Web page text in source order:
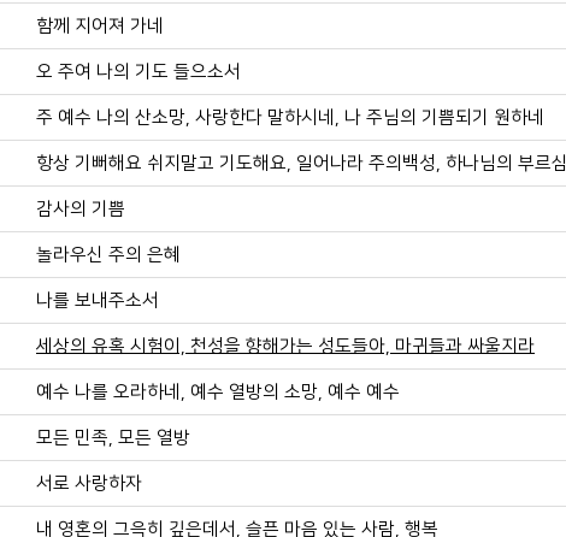
함께 지어져 가네
오 주여 나의 기도 들으소서
주 예수 나의 산소망, 사랑한다 말하시네, 나 주님의 기쁨되기 원하네
항상 기뻐해요 쉬지말고 기도해요, 일어나라 주의백성, 하나님의 부르심
감사의 기쁨
놀라우신 주의 은혜
나를 보내주소서
세상의 유혹 시험이, 천성을 향해가는 성도들아, 마귀들과 싸울지라
예수 나를 오라하네, 예수 열방의 소망, 예수 예수
모든 민족, 모든 열방
서로 사랑하자
내 영혼의 그윽히 깊은데서, 슬픈 마음 있는 사람, 행복